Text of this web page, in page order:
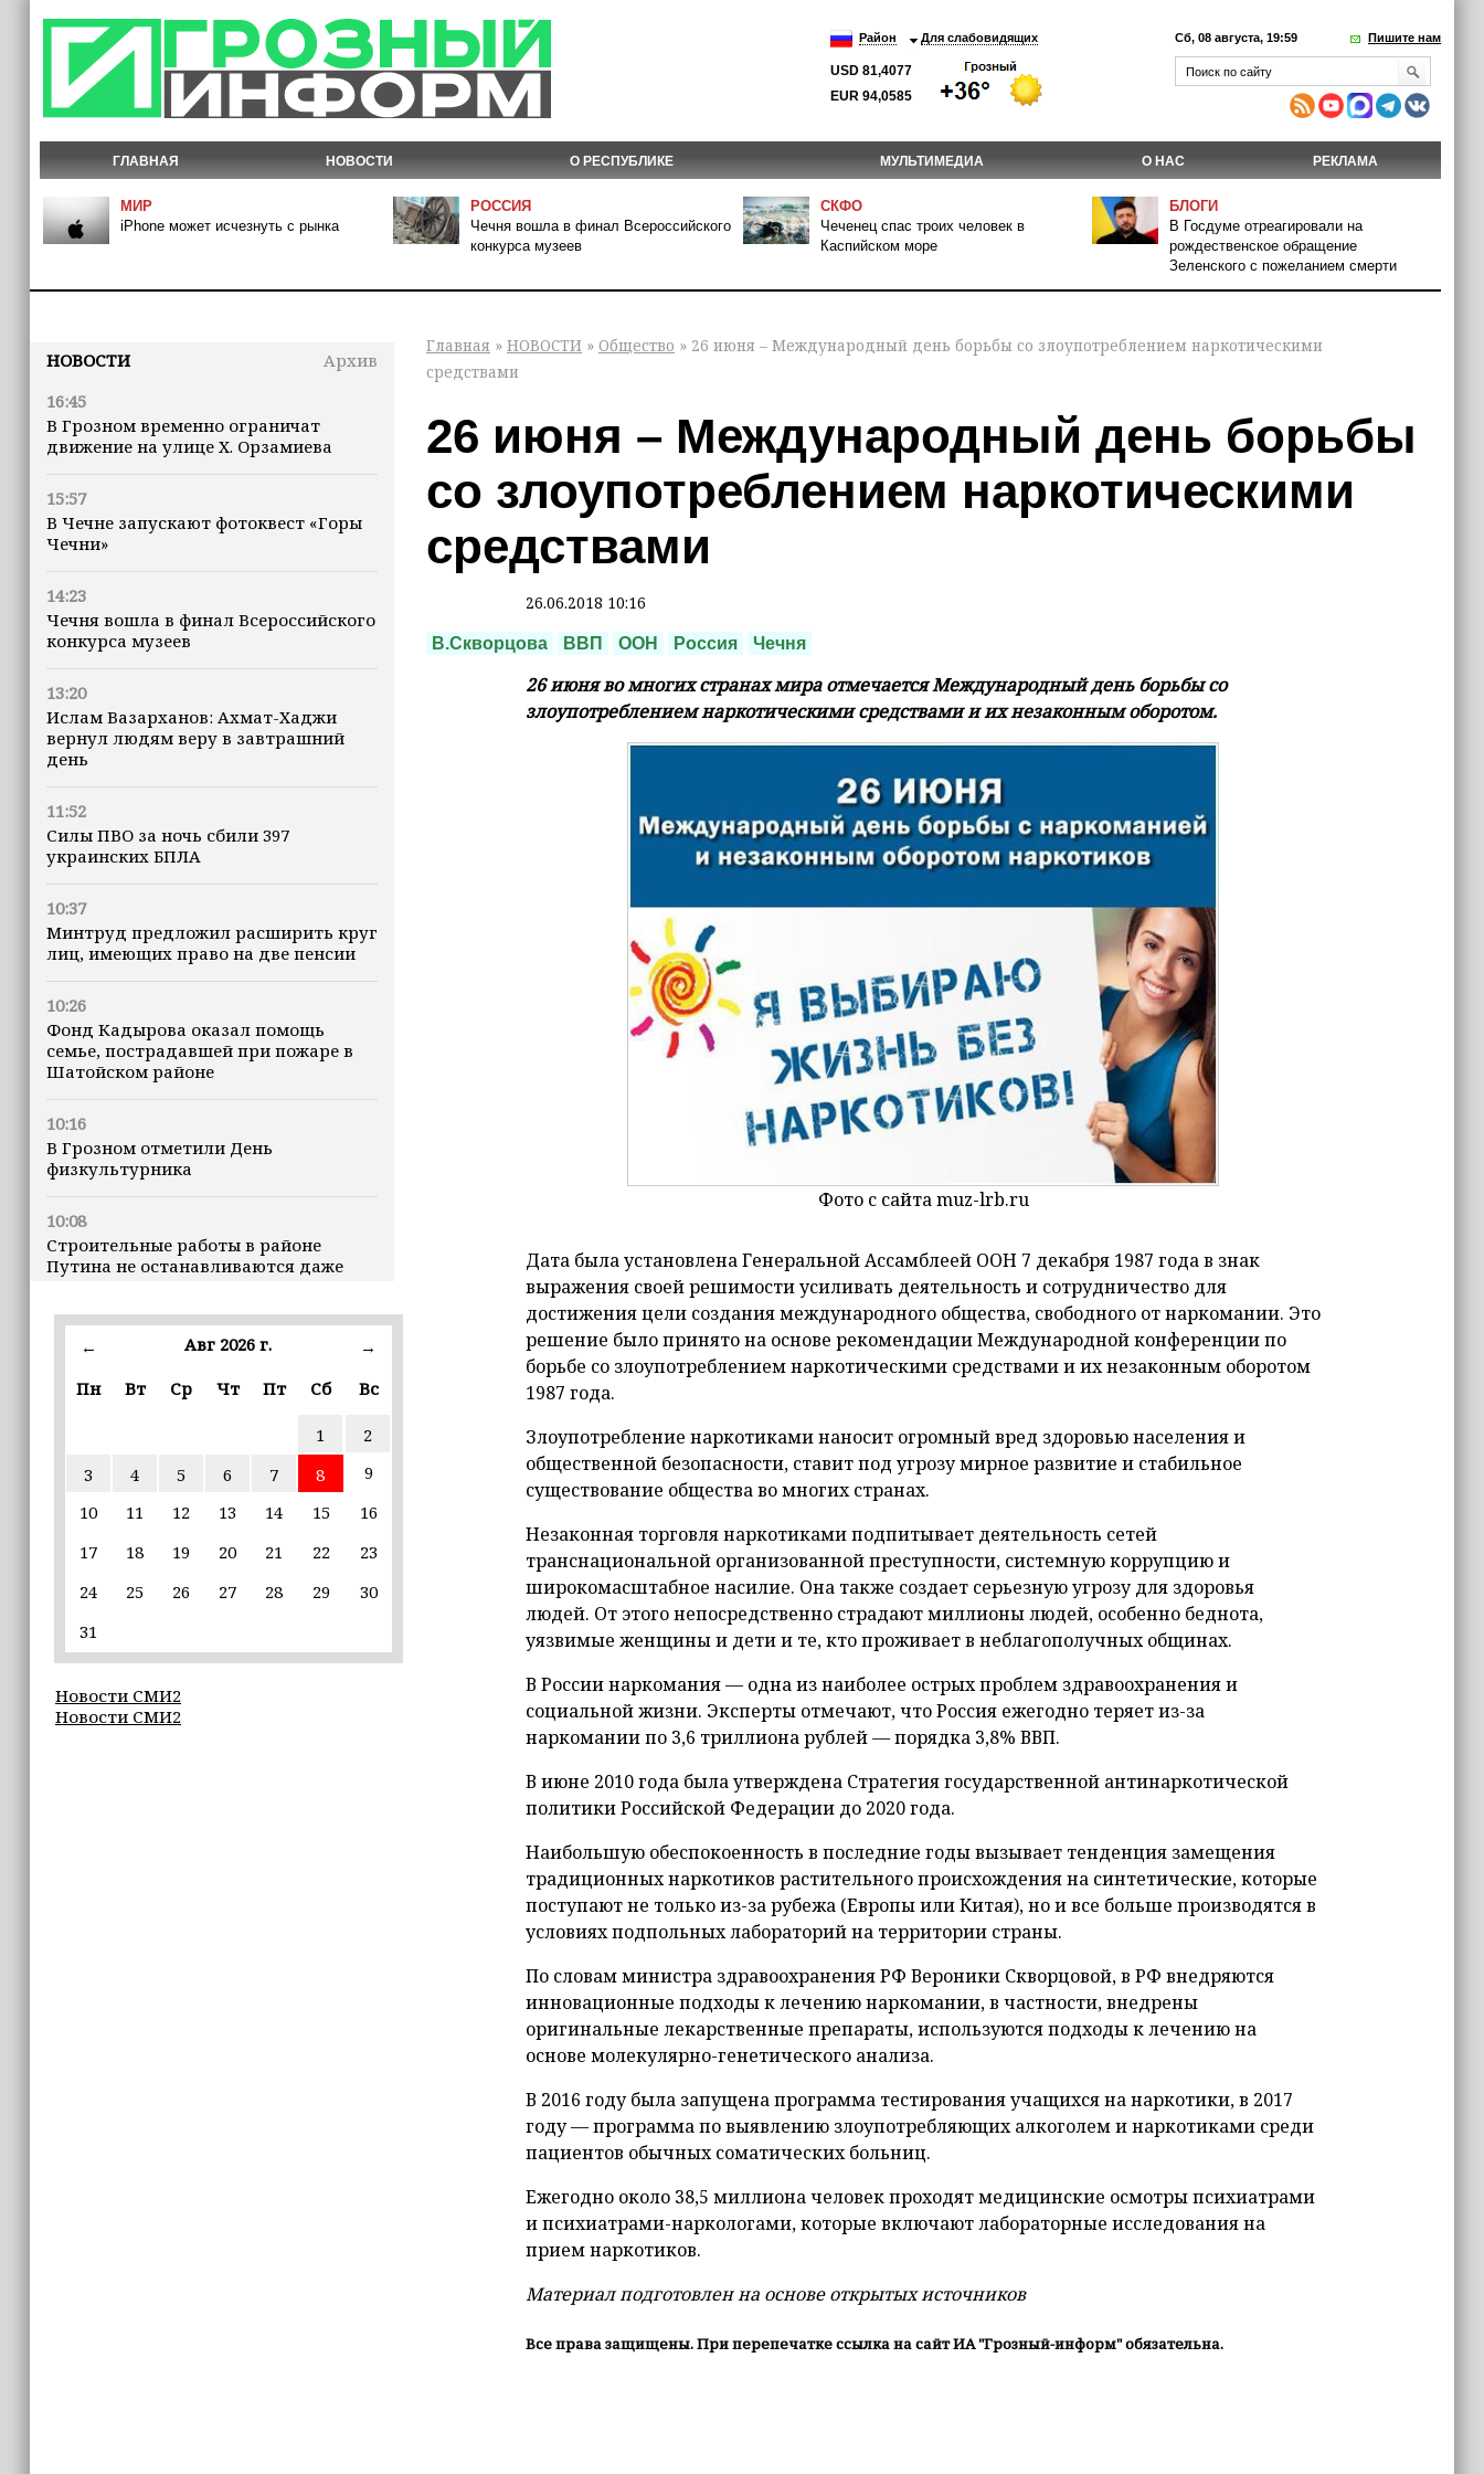
Район Для слабовидящих
USD 81,4077
EUR 94,0585
Сб, 08 августа, 19:59 Пишите нам
ГЛАВНАЯ НОВОСТИ О РЕСПУБЛИКЕ МУЛЬТИМЕДИА О НАС РЕКЛАМА
МИР
iPhone может исчезнуть с рынка
РОССИЯ
Чечня вошла в финал Всероссийского
конкурса музеев
СКФО
Чеченец спас троих человек в
Каспийском море
БЛОГИ
В Госдуме отреагировали на
рождественское обращение
Зеленского с пожеланием смерти
НОВОСТИ
Архив
16:45
В Грозном временно ограничат
движение на улице Х. Орзамиева
15:57
В Чечне запускают фотоквест «Горы
Чечни»
14:23
Чечня вошла в финал Всероссийского
конкурса музеев
13:20
Ислам Вазарханов: Ахмат-Хаджи
вернул людям веру в завтрашний
день
11:52
Силы ПВО за ночь сбили 397
украинских БПЛА
10:37
Минтруд предложил расширить круг
лиц, имеющих право на две пенсии
10:26
Фонд Кадырова оказал помощь
семье, пострадавшей при пожаре в
Шатойском районе
10:16
В Грозном отметили День
физкультурника
10:08
Строительные работы в районе
Путина не останавливаются даже
марта
В пяти школах столицы обновляют
инфраструктуру по госпрограмме
Силы ПВО сбили 75 БПЛА над
сутки
20:09
19:37
← Авг 2026 г.
→
Пн
Вт Ср Чт Пт Сб Вс
1
2
3
4 5 6 7 8
9
10
11 12 13 14 15
16
17
18 19 20 21 22
23
24
25 26 27 28 29
30
31
Новости СМИ2
Новости СМИ2
Главная » НОВОСТИ » Общество » 26 июня – Международный день борьбы со злоупотреблением наркотическими
средствами
26 июня – Международный день борьбы
со злоупотреблением наркотическими
средствами
26.06.2018 10:16
В.Скворцова ВВП ООН Россия Чечня
26 июня во многих странах мира отмечается Международный день борьбы со
злоупотреблением наркотическими средствами и их незаконным оборотом.
Фото с сайта muz-lrb.ru
Дата была установлена Генеральной Ассамблеей ООН 7 декабря 1987 года в знак
выражения своей решимости усиливать деятельность и сотрудничество для
достижения цели создания международного общества, свободного от наркомании. Это
решение было принято на основе рекомендации Международной конференции по
борьбе со злоупотреблением наркотическими средствами и их незаконным оборотом
1987 года.
Злоупотребление наркотиками наносит огромный вред здоровью населения и
общественной безопасности, ставит под угрозу мирное развитие и стабильное
существование общества во многих странах.
Незаконная торговля наркотиками подпитывает деятельность сетей
транснациональной организованной преступности, системную коррупцию и
широкомасштабное насилие. Она также создает серьезную угрозу для здоровья
людей. От этого непосредственно страдают миллионы людей, особенно беднота,
уязвимые женщины и дети и те, кто проживает в неблагополучных общинах.
В России наркомания — одна из наиболее острых проблем здравоохранения и
социальной жизни. Эксперты отмечают, что Россия ежегодно теряет из-за
наркомании по 3,6 триллиона рублей — порядка 3,8% ВВП.
В июне 2010 года была утверждена Стратегия государственной антинаркотической
политики Российской Федерации до 2020 года.
Наибольшую обеспокоенность в последние годы вызывает тенденция замещения
традиционных наркотиков растительного происхождения на синтетические, которые
поступают не только из-за рубежа (Европы или Китая), но и все больше производятся в
условиях подпольных лабораторий на территории страны.
По словам министра здравоохранения РФ Вероники Скворцовой, в РФ внедряются
инновационные подходы к лечению наркомании, в частности, внедрены
оригинальные лекарственные препараты, используются подходы к лечению на
основе молекулярно-генетического анализа.
В 2016 году была запущена программа тестирования учащихся на наркотики, в 2017
году — программа по выявлению злоупотребляющих алкоголем и наркотиками среди
пациентов обычных соматических больниц.
Ежегодно около 38,5 миллиона человек проходят медицинские осмотры психиатрами
и психиатрами-наркологами, которые включают лабораторные исследования на
прием наркотиков.
Материал подготовлен на основе открытых источников
Все права защищены. При перепечатке ссылка на сайт ИА "Грозный-информ" обязательна.